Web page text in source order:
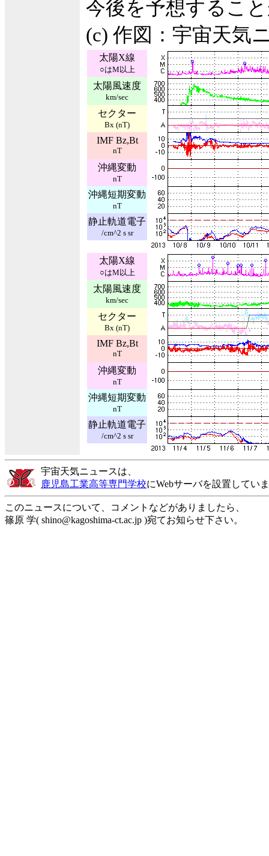
今後を予想するこ
(c) 作図：宇宙天気
太陽X線
○はM以上
太陽風速度
km/sec
セクター
Bx (nT)
IMF Bz,Bt
nT
沖縄変動
nT
沖縄短期変動
nT
静止軌道電子
/cm^2 s sr
太陽X線
○はM以上
太陽風速度
km/sec
セクター
Bx (nT)
IMF Bz,Bt
nT
沖縄変動
nT
沖縄短期変動
nT
静止軌道電子
/cm^2 s sr
宇宙天気ニュースは、
鹿児島工業高等専門学校にWebサーバを設置してい
このニュースについて、コメントなどがありましたら、
篠原 学( shino@kagoshima-ct.ac.jp )宛てお知らせ下さい。